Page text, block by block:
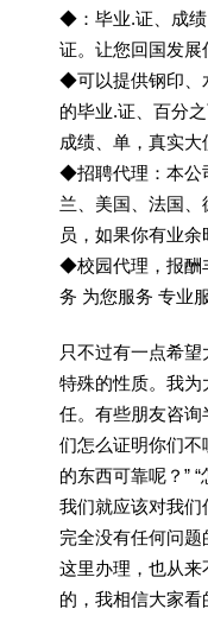
◆：毕业.证、成绩
证。让您回国发展
◆可以提供钢印、
的毕业.证、百分
成绩、单，真实大
◆招聘代理：本公
兰、美国、法国
员，如果你有业
◆校园代理，报酬
务 为您服务 专业
只不过有一点希
特殊的性质。我
任。有些朋友咨询
们怎么证明你们不
的东西可靠呢？”
我们就应该对我
完全没有任何问
这里办理，也从
的，我相信大家